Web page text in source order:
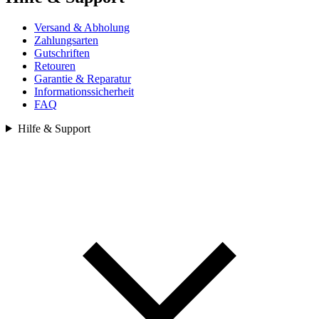
Versand & Abholung
Zahlungsarten
Gutschriften
Retouren
Garantie & Reparatur
Informationssicherheit
FAQ
Hilfe & Support